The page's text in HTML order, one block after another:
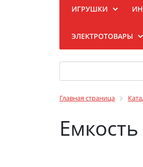
ИГРУШКИ
ЭЛЕКТРОТОВАРЫ
Главная страница